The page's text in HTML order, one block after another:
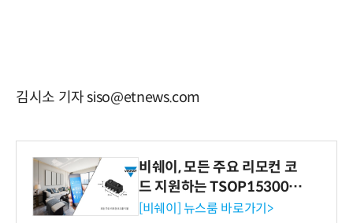
김시소 기자 siso@etnews.com
비쉐이, 모든 주요 리모컨 코
드 지원하는 TSOP15300 시
리즈 IR 수신기 출시
[비쉐이] 뉴스룸 바로가기>